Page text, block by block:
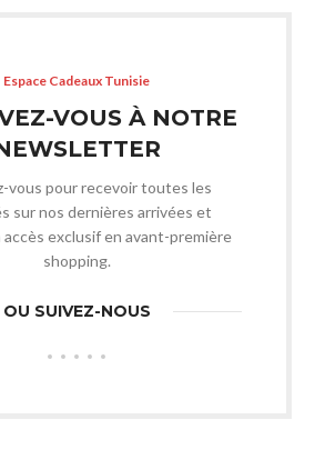
Espace Cadeaux Tunisie
VOUS À NOTRE
vous pour recevoir toutes les
sur nos dernières arrivées et
exclusif en avant-première
shopping.
OU SUIVEZ-NOUS